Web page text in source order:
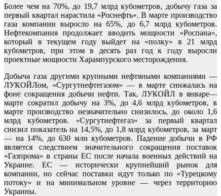
Более чем на 70%, до 19,7 млрд кубометров, добычу газа за
первый квартал нарастила «Роснефть». В марте производство
газа компании выросло на 65%, до 6,7 млрд кубометров.
Нефтекомпания продолжает вводить мощности «Роспана»,
который в текущем году выйдет на «полку» в 21 млрд
кубометров, при этом в десять раз год к году выросли
проектные мощности Харампурского месторождения.
Добыча газа другими крупными нефтяными компаниями —
ЛУКОЙЛом, «Сургутнефтегазом» — в марте снижалась на
фоне сокращения добычи нефти. Так, ЛУКОЙЛ в январе—
марте сократил добычу на 3%, до 4,6 млрд кубометров, в
марте производство незначительно снизилось, до около 1,6
млрд кубометров. «Сургутнефтегаз» за первый квартал
снизил показатель на 14,5%, до 1,8 млрд кубометров, за март
— на 14%, до 630 млн кубометров. Падение добычи в РФ
является следствием значительного сокращения поставок
«Газпрома» в страны ЕС после начала военных действий на
Украине. ЕС — исторически крупнейший рынок для
компании, но сейчас поставки идут только по «Турецкому
потоку» и на минимальном уровне — через территорию
Украины.